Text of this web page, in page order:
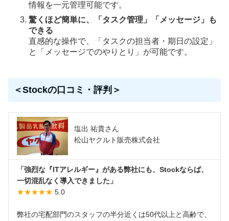
情報を一元管理可能です。
驚くほど簡単に、「タスク管理」「メッセージ」も
できる
直感的な操作で、「タスクの担当者・期日の設定」
と「メッセージでのやりとり」が可能です。
＜Stockの口コミ・評判＞
塩出 祐貴さん
松山ヤクルト販売株式会社
「強烈な『ITアレルギー』がある弊社にも、Stockならば、
一切混乱なく導入できました」
★★★★★ 5.0
弊社の宅配部門のスタッフの半分近くは50代以上と高齢で、